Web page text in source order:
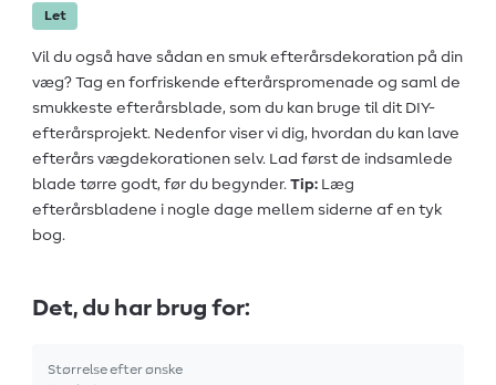
Let
Vil du også have sådan en smuk efterårsdekoration på din
væg? Tag en forfriskende efterårspromenade og saml de
smukkeste efterårsblade, som du kan bruge til dit DIY-
efterårsprojekt. Nedenfor viser vi dig, hvordan du kan lave
efterårs vægdekorationen selv. Lad først de indsamlede
blade tørre godt, før du begynder. Tip: Læg
efterårsbladene i nogle dage mellem siderne af en tyk
bog.
Det, du har brug for:
Størrelse efter ønske